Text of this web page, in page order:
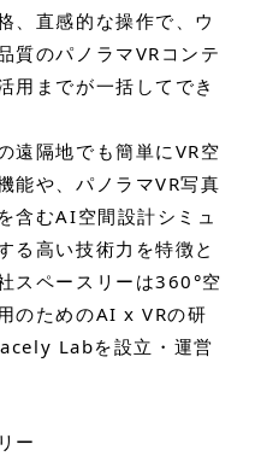
、直感的な操作で、ウ
質のパノラマVRコンテ
用までが一括してでき
遠隔地でも簡単にVR空
能や、パノラマVR写真
含むAI空間設計シミュ
る高い技術力を特徴と
スペースリーは360°空
のためのAI x VRの研
Labを設立・運営
ー